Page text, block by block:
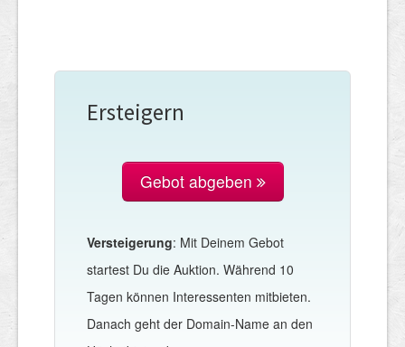
Ersteigern
Gebot abgeben
Versteigerung: Mit Deinem Gebot
startest Du die Auktion. Während 10
Tagen können Interessenten mitbieten.
Danach geht der Domain-Name an den